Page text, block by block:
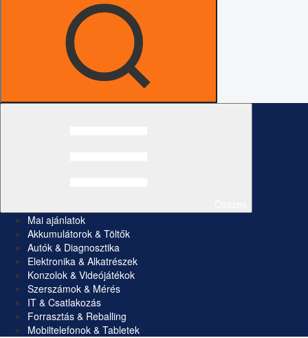
Mai ajánlatok
Akkumulátorok & Töltők
Autók & Diagnosztika
Elektronika & Alkatrészek
Konzolok & Videójátékok
Szerszámok & Mérés
IT & Csatlakozás
Forrasztás & Reballing
Mobiltelefonok & Tabletek